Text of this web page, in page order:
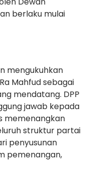
berlaku mulai
mengukuhkan
Mahfud sebagai
mendatang. DPP
jawab kepada
memenangkan
struktur partai
penyusunan
pemenangan,